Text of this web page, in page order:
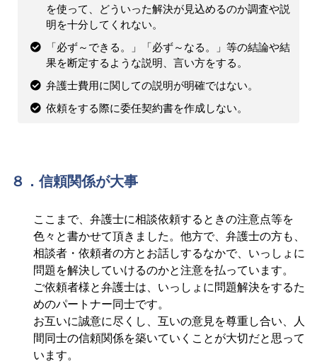
を使って、どういった解決が見込めるのか調査や説
明を十分してくれない。
「必ず～できる。」「必ず～なる。」等の結論や結
果を断定するような説明、言い方をする。
弁護士費用に関しての説明が明確ではない。
依頼をする際に委任契約書を作成しない。
８．信頼関係が大事
ここまで、弁護士に相談依頼するときの注意点等を
色々と書かせて頂きました。他方で、弁護士の方も、
相談者・依頼者の方とお話しするなかで、いっしょに
問題を解決していけるのかと注意を払っています。
ご依頼者様と弁護士は、いっしょに問題解決をするた
めのパートナー同士です。
お互いに誠意に尽くし、互いの意見を尊重し合い、人
間同士の信頼関係を築いていくことが大切だと思って
います。